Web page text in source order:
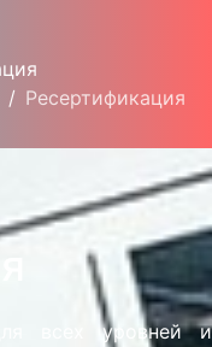
Ресертификация
всех уровней и